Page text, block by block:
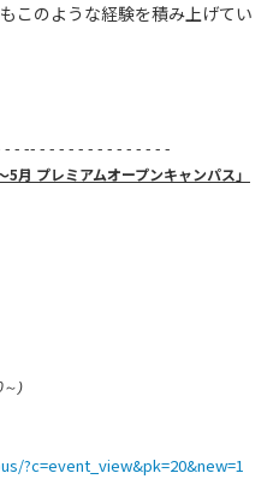
このような経験を積み上げてい
- -- - - - - - - - - - - - - - -
5月 プレミアムオープンキャンパス 」
～)
?c=event_view&pk=20&new=1